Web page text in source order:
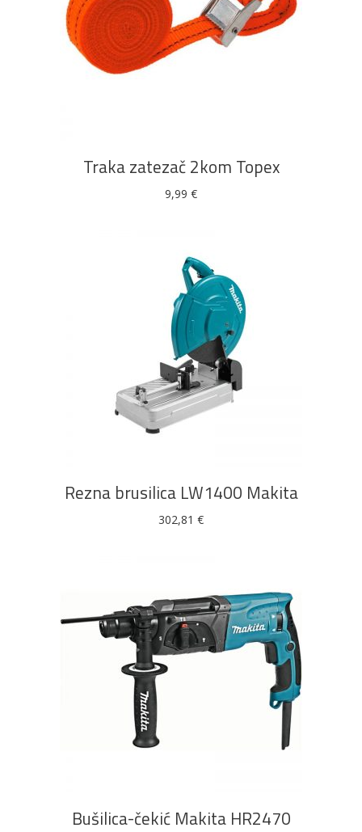
Traka zatezač 2kom Topex
9,99 €
DODAJ U KOŠARICU
Rezna brusilica LW1400 Makita
302,81 €
DODAJ U KOŠARICU
Bušilica-čekić Makita HR2470